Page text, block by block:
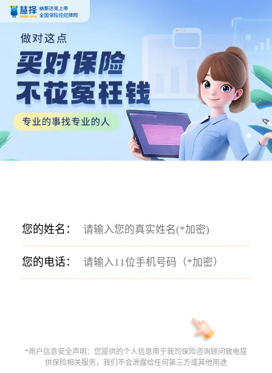
您的姓名：
您的电话：
*用户信息安全声明：您提供的个人信息用于我司保险咨询顾问致电提
供保险相关服务，我们不会泄露给任何第三方或其他用途